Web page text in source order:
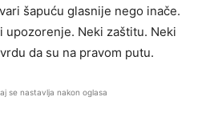
šapuću glasnije nego inače.
upozorenje. Neki zaštitu. Neki
da su na pravom putu.
se nastavlja nakon oglasa